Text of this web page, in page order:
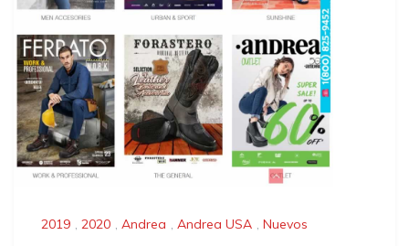
2019 , 2020 , Andrea , Andrea USA , Nuevos